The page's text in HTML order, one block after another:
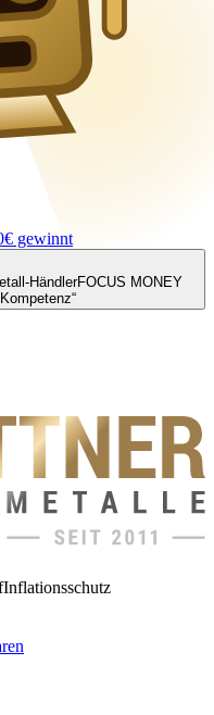
gewinnt
HändlerFOCUS MONEY
Inflationsschutz